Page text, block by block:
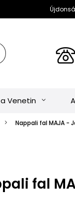
Venetin
Nappali fal MAJA -
fal